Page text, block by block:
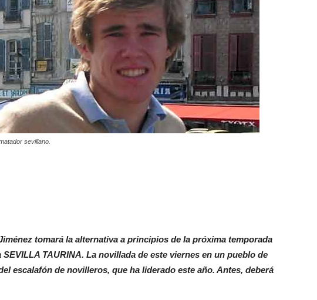
sevillano.
tomará la alternativa a principios de la próxima temporada
TAURINA. La novillada de este viernes en un pueblo de
escalafón de novilleros, que ha liderado este año. Antes, deberá